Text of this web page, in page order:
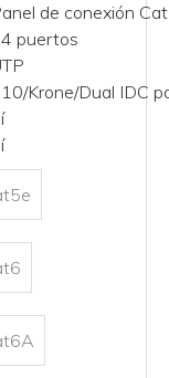
de conexión
puertos
Krone/Dual IDC